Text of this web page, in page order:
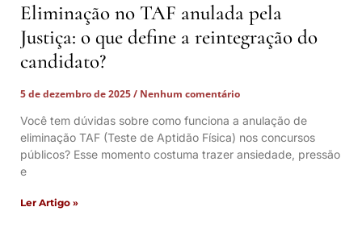
Eliminação no TAF anulada pela
Justiça: o que define a reintegração do
candidato?
5 de dezembro de 2025
Nenhum comentário
Você tem dúvidas sobre como funciona a anulação de
eliminação TAF (Teste de Aptidão Física) nos concursos
públicos? Esse momento costuma trazer ansiedade, pressão
e
Ler Artigo »